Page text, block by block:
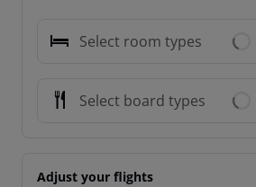
Select room types
Select board types
Adjust your flights